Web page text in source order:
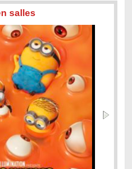
salles